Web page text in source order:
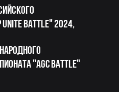
ИНН: 771872787078
: 771874085860